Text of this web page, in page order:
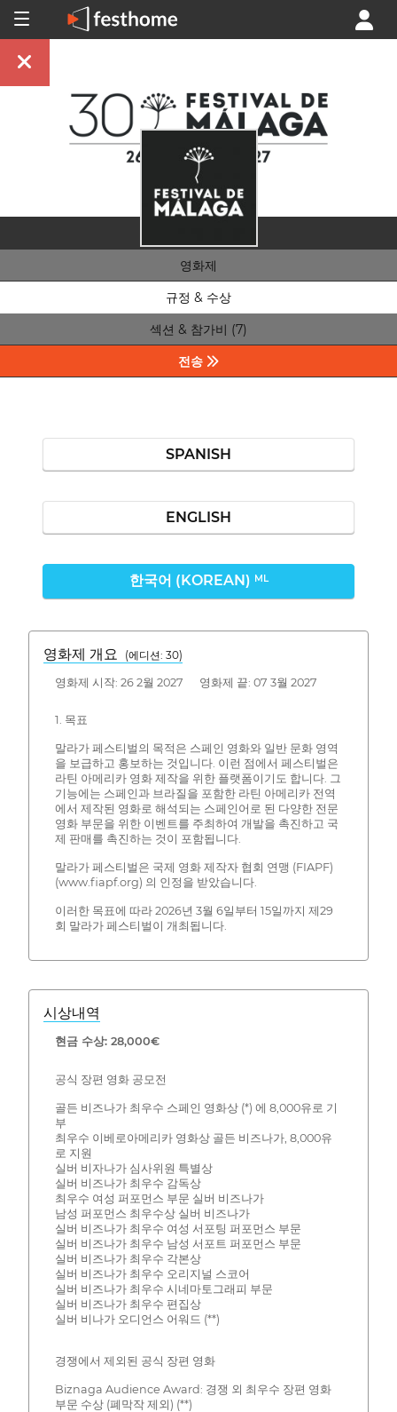
영화제
규정 & 수상
섹션 & 참가비 (7)
전송
SPANISH
ENGLISH
한국어 (KOREAN) ML
영화제 개요 (에디션: 30)
영화제 시작: 26 2월 2027 영화제 끝: 07 3월 2027
1. 목표
말라가 페스티벌의 목적은 스페인 영화와 일반 문화 영역
을 보급하고 홍보하는 것입니다. 이런 점에서 페스티벌은
라틴 아메리카 영화 제작을 위한 플랫폼이기도 합니다. 그
기능에는 스페인과 브라질을 포함한 라틴 아메리카 전역
에서 제작된 영화로 해석되는 스페인어로 된 다양한 전문
영화 부문을 위한 이벤트를 주최하여 개발을 촉진하고 국
제 판매를 촉진하는 것이 포함됩니다.
말라가 페스티벌은 국제 영화 제작자 협회 연맹 (FIAPF)
(www.fiapf.org) 의 인정을 받았습니다.
이러한 목표에 따라 2026년 3월 6일부터 15일까지 제29
회 말라가 페스티벌이 개최됩니다.
시상내역
현금 수상: 28,000€
공식 장편 영화 공모전
골든 비즈나가 최우수 스페인 영화상 (*) 에 8,000유로 기
부
최우수 이베로아메리카 영화상 골든 비즈나가, 8,000유
로 지원
실버 비자나가 심사위원 특별상
실버 비즈나가 최우수 감독상
최우수 여성 퍼포먼스 부문 실버 비즈나가
남성 퍼포먼스 최우수상 실버 비즈나가
실버 비즈나가 최우수 여성 서포팅 퍼포먼스 부문
실버 비즈나가 최우수 남성 서포트 퍼포먼스 부문
실버 비즈나가 최우수 각본상
실버 비즈나가 최우수 오리지널 스코어
실버 비즈나가 최우수 시네마토그래피 부문
실버 비즈나가 최우수 편집상
실버 비나가 오디언스 어워드 (**)
경쟁에서 제외된 공식 장편 영화
Biznaga Audience Award: 경쟁 외 최우수 장편 영화
부문 수상 (폐막작 제외) (**)